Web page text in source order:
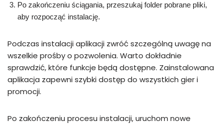
Po zakończeniu ściągania, przeszukaj folder pobrane pliki,
aby rozpocząć instalację.
Podczas instalacji aplikacji zwróć szczególną uwagę na
wszelkie prośby o pozwolenia. Warto dokładnie
sprawdzić, które funkcje będą dostępne. Zainstalowana
aplikacja zapewni szybki dostęp do wszystkich gier i
promocji.
Po zakończeniu procesu instalacji, uruchom nowe